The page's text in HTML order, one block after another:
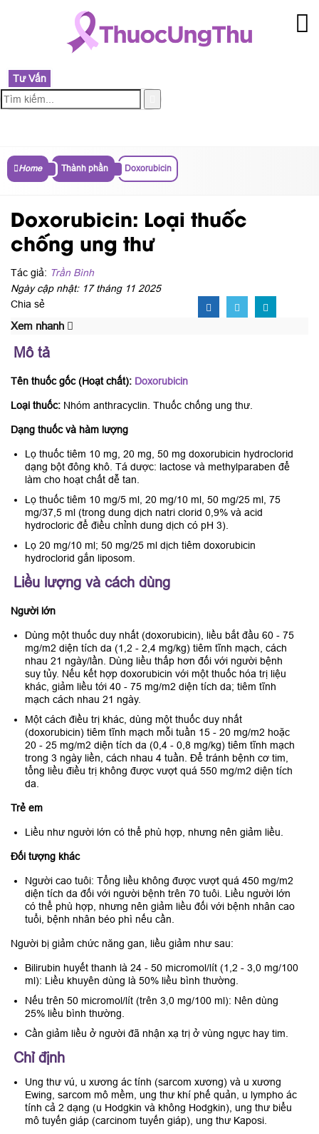
Tư Vấn
Home Thành phần Doxorubicin
Doxorubicin: Loại thuốc
chống ung thư
Tác giả: Trần Bình
Ngày cập nhật: 17 tháng 11 2025
Chia sẻ
Xem nhanh
Mô tả
Tên thuốc gốc (Hoạt chất): Doxorubicin
Loại thuốc: Nhóm anthracyclin. Thuốc chống ung thư.
Dạng thuốc và hàm lượng
Lọ thuốc tiêm 10 mg, 20 mg, 50 mg doxorubicin hydroclorid
dạng bột đông khô. Tá dược: lactose và methylparaben để
làm cho hoạt chất dễ tan.
Lọ thuốc tiêm 10 mg/5 ml, 20 mg/10 ml, 50 mg/25 ml, 75
mg/37,5 ml (trong dung dịch natri clorid 0,9% và acid
hydrocloric để điều chỉnh dung dịch có pH 3).
Lọ 20 mg/10 ml; 50 mg/25 ml dịch tiêm doxorubicin
hydroclorid gắn liposom.
Liều lượng và cách dùng
Người lớn
Dùng một thuốc duy nhất (doxorubicin), liều bắt đầu 60 - 75
mg/m2 diện tích da (1,2 - 2,4 mg/kg) tiêm tĩnh mạch, cách
nhau 21 ngày/lần. Dùng liều thấp hơn đối với người bệnh
suy tủy. Nếu kết hợp doxorubicin với một thuốc hóa trị liệu
khác, giảm liều tới 40 - 75 mg/m2 diện tích da; tiêm tĩnh
mạch cách nhau 21 ngày.
Một cách điều trị khác, dùng một thuốc duy nhất
(doxorubicin) tiêm tĩnh mạch mỗi tuần 15 - 20 mg/m2 hoặc
20 - 25 mg/m2 diện tích da (0,4 - 0,8 mg/kg) tiêm tĩnh mạch
trong 3 ngày liền, cách nhau 4 tuần. Để tránh bệnh cơ tim,
tổng liều điều trị không được vượt quá 550 mg/m2 diện tích
da.
Trẻ em
Liều như người lớn có thể phù hợp, nhưng nên giảm liều.
Đối tượng khác
Người cao tuôi: Tổng liều không được vượt quá 450 mg/m2
diện tích da đối với người bệnh trên 70 tuôi. Liều người lớn
có thể phù hợp, nhưng nên giảm liều đối với bệnh nhân cao
tuổi, bệnh nhân béo phì nếu cần.
Người bị giảm chức năng gan, liều giảm như sau:
Bilirubin huyết thanh là 24 - 50 micromol/lít (1,2 - 3,0 mg/100
ml): Liều khuyên dùng là 50% liều bình thường.
Nếu trên 50 micromol/lít (trên 3,0 mg/100 ml): Nên dùng
25% liều bình thường.
Cần giảm liều ở người đã nhận xạ trị ở vùng ngực hay tim.
Chỉ định
Ung thư vú, u xương ác tính (sarcom xương) và u xương
Ewing, sarcom mô mềm, ung thư khí phế quản, u lympho ác
tính cả 2 dạng (u Hodgkin và không Hodgkin), ung thư biểu
mô tuyến giáp (carcinom tuyến giáp), ung thư Kaposi.